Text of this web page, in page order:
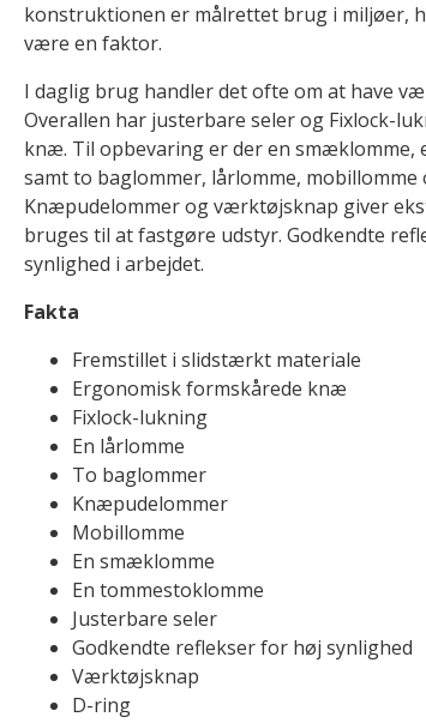
konstruktionen er målrettet brug i miljøer,
være en faktor.
I daglig brug handler det ofte om at have
Overallen har justerbare seler og Fixlock-
knæ. Til opbevaring er der en smæklomme,
samt to baglommer, lårlomme, mobillomme
Knæpudelommer og værktøjsknap giver
bruges til at fastgøre udstyr. Godkendte
synlighed i arbejdet.
Fakta
Fremstillet i slidstærkt materiale
Ergonomisk formskårede knæ
Fixlock-lukning
En lårlomme
To baglommer
Knæpudelommer
Mobillomme
En smæklomme
En tommestoklomme
Justerbare seler
Godkendte reflekser for høj synlighed
Værktøjsknap
D-ring